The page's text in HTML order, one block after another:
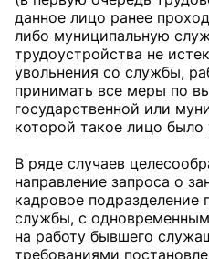
данное лицо ранее
либо муниципальную
трудоустройства не
увольнения со службы,
принимать все меры по
государственной или
которой такое лицо было
В ряде случаев
направление запроса о
кадровое подразделение
службы, с
на работу бывшего
требованиями